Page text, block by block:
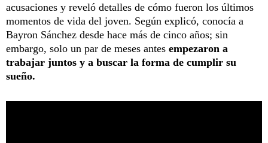
acusaciones y reveló detalles de cómo fueron los últimos
momentos de vida del joven. Según explicó, conocía a
Bayron Sánchez desde hace más de cinco años; sin
embargo, solo un par de meses antes empezaron a
trabajar juntos y a buscar la forma de cumplir su
sueño.